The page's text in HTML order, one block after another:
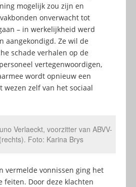
mogelijk zou zijn en
onverwacht tot
– in werkelijkheid werd
aangekondigd. Ze wil de
schade verhalen op de
vertegenwoordigen,
wordt opnieuw een
wezen zelf van het sociaal
Verlaeckt, voorzitter van ABVV-
Foto: Karina Brys
vermelde vonnissen ging het
feiten. Door deze klachten